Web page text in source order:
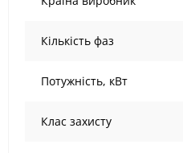
Кількість фаз
Потужність, кВт
Клас захисту